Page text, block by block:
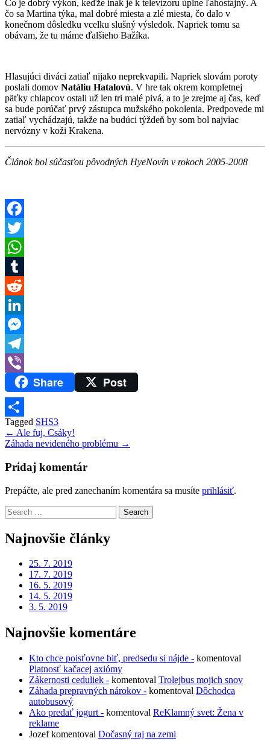
Čo je dobrý výkon, keďže inak je k televízoru úplne ľahostajný. A
čo sa Martina týka, mal dobré miesta a zlé miesta, čo dalo v
konečnom dôsledku vcelku slušný výsledok. Napriek tomu sa
obávam, že tu máme ďalšieho Bažíka.
Hlasujúci diváci zatiaľ nijako neprekvapili. Napriek slovám poroty
poslali domov Natáliu Hatalovú. V hre tak okrem kompletnej
päťky chlapcov ostali už len tri malé pivá, a to je zrejme aj čas, keď
sa bude porúčať prvý zástupca mužského pokolenia. Predpovede mi
zatiaľ vychádzajú, takže na budúci týždeň by som bol najviac
nervózny v koži Krakena.
Článok bol súčasťou pôvodných HyeNovín v rokoch 2005-2008
Facebook
Twitter
WhatsApp
Tumblr
Reddit
LinkedIn
Messenger
Telegram
Viber
Share Post
Share
Tagged SHS3
Navigácia
v
článku
← Ale fuj, Csáky!
Záhada nevideného problému →
Pridaj komentár
Prepáčte, ale pred zanechaním komentára sa musíte prihlásiť.
Search
for:
Najnovšie články
25. 7. 2019
17. 7. 2019
16. 5. 2019
14. 5. 2019
3. 5. 2019
Najnovšie komentáre
Kto chce poisťovne biť, predsedu si nájde - komentoval
Platnosť kačacej axiómy
Zákernosti ceduliek - komentoval Trolejbus mojich snov
Záhada prepravných nárokov - komentoval Dôchodca
autobusový
Ako predať jogurt - komentoval ReKlamný svet: Žena v
reklame
Jozefkomentoval Dočasný raj na zemi